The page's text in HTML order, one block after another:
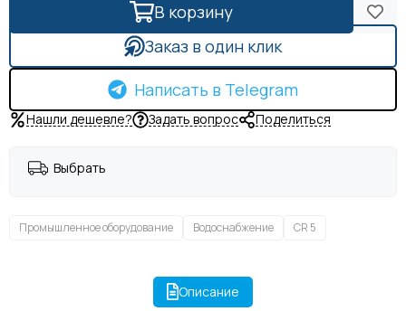
В корзину
Заказ в один клик
Написать в Telegram
Нашли дешевле? Задать вопрос Поделиться
Выбрать
Промышленное оборудование Водоснабжение CR 5
Описание